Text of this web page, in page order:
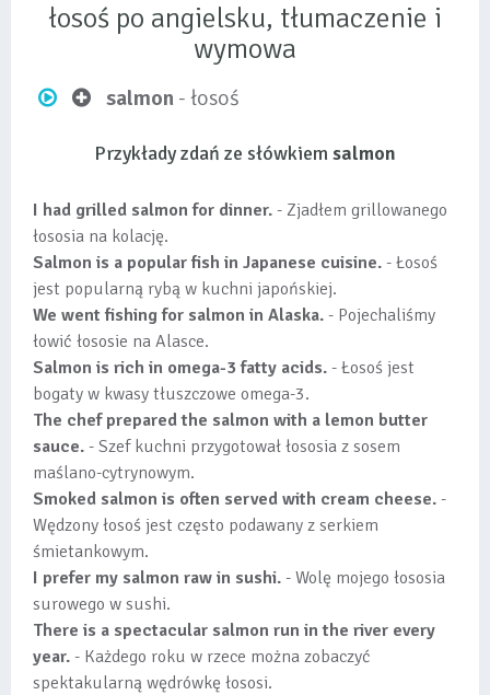
łosoś po angielsku, tłumaczenie i
wymowa
salmon - łosoś
Przykłady zdań ze słówkiem salmon
I had grilled salmon for dinner. - Zjadłem grillowanego
łososia na kolację.
Salmon is a popular fish in Japanese cuisine. - Łosoś
jest popularną rybą w kuchni japońskiej.
We went fishing for salmon in Alaska. - Pojechaliśmy
łowić łososie na Alasce.
Salmon is rich in omega-3 fatty acids. - Łosoś jest
bogaty w kwasy tłuszczowe omega-3.
The chef prepared the salmon with a lemon butter
sauce. - Szef kuchni przygotował łososia z sosem
maślano-cytrynowym.
Smoked salmon is often served with cream cheese. -
Wędzony łosoś jest często podawany z serkiem
śmietankowym.
I prefer my salmon raw in sushi. - Wolę mojego łososia
surowego w sushi.
There is a spectacular salmon run in the river every
year. - Każdego roku w rzece można zobaczyć
spektakularną wędrówkę łososi.